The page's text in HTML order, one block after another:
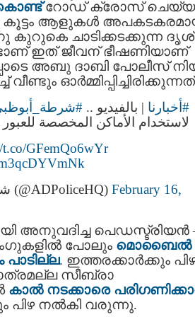
റോഡ് ക്രോസ്
ആളുകൾ
കുറുകെ ചാടിക്കടക്കുന്ന
ഇത് ജീവന് ഭീഷണിയാണ്
അബു ദാബി പോലീസ്
#أخبارنا | بالفيديو ..
لاستخدام الأماكن المخصصة للعبور
t.co/GFemQo6wYr
— شرطة أبوظبي (@ADPoliceHQ) February 16,
അനുവദിച്ച പെഡസ്ട്രിയൻ
പോലും മൊബൈൽ
. ഇത്തരക്കാർക്കും
സീബ്രാ
കാൽ നടക്കാരെ
പിഴ നൽകി വരുന്നു.